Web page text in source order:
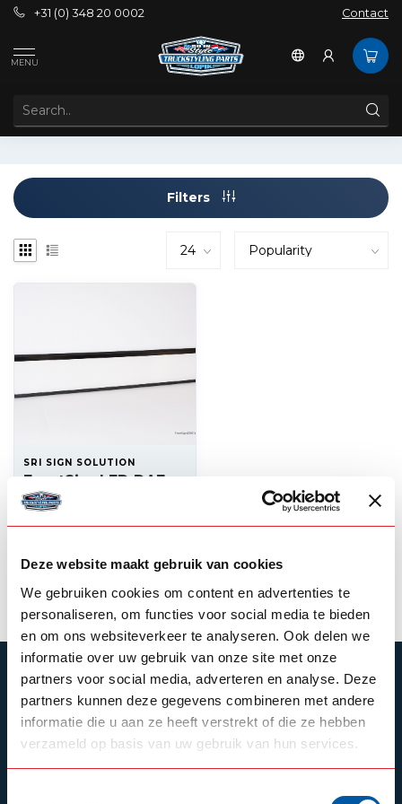
Deze website maakt gebruik van cookies
We gebruiken cookies om content en advertenties te
personaliseren, om functies voor social media te bieden
en om ons websiteverkeer te analyseren. Ook delen we
informatie over uw gebruik van onze site met onze
partners voor social media, adverteren en analyse. Deze
partners kunnen deze gegevens combineren met andere
informatie die u aan ze heeft verstrekt of die ze hebben
verzameld op basis van uw gebruik van hun services.
+31 (0) 348 20 0002 Contact
MENU
Filters
SRI SIGN SOLUTION
FrontSignLED DAF
XF 2021 127x20cm
SUBSCRIBE TO OUR NEWSLETTER
Stay up to date with our latest offers